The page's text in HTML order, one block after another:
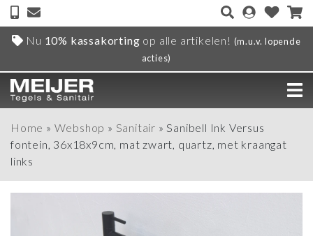
Nu 10% kassakorting op alle artikelen! (m.u.v. lopende
acties)
Home » Webshop » Sanitair »Sanibell Ink Versus
fontein, 36x18x9cm, mat zwart, quartz, met kraangat
links